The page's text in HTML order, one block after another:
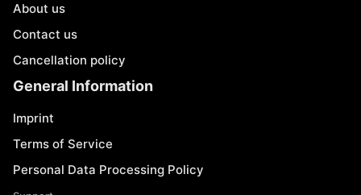
About us
Contact us
Cancellation policy
General Information
Imprint
Terms of Service
Personal Data Processing Policy